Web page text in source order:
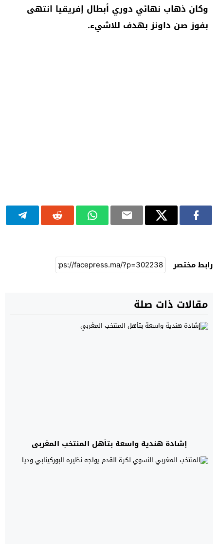
وكان ذهاب نهائي دوري أبطال إفريقيا انتهى
بفوز صن داونز بهدف للاشيء.
رابط مختصر
مقالات ذات صلة
إشادة هندية واسعة بتأهل المنتخب المغربي